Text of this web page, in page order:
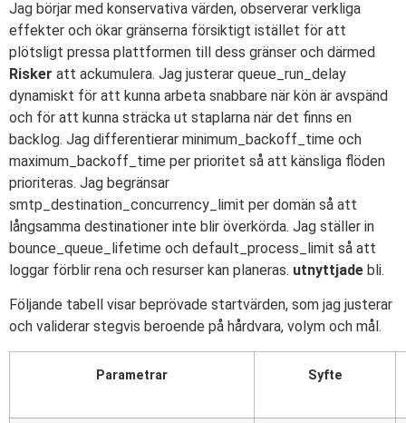
Jag börjar med konservativa värden, observerar verkliga
effekter och ökar gränserna försiktigt istället för att
plötsligt pressa plattformen till dess gränser och därmed
Risker att ackumulera. Jag justerar queue_run_delay
dynamiskt för att kunna arbeta snabbare när kön är avspänd
och för att kunna sträcka ut staplarna när det finns en
backlog. Jag differentierar minimum_backoff_time och
maximum_backoff_time per prioritet så att känsliga flöden
prioriteras. Jag begränsar
smtp_destination_concurrency_limit per domän så att
långsamma destinationer inte blir överkörda. Jag ställer in
bounce_queue_lifetime och default_process_limit så att
loggar förblir rena och resurser kan planeras. utnyttjade bli.
Följande tabell visar beprövade startvärden, som jag justerar
och validerar stegvis beroende på hårdvara, volym och mål.
Parametrar Syfte